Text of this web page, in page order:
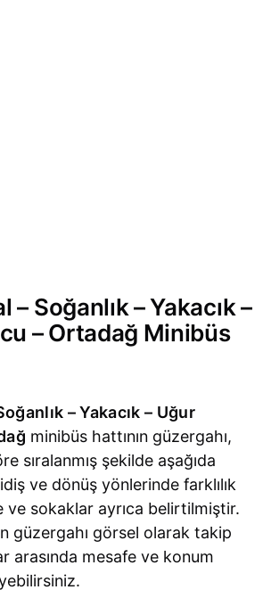
– Soğanlık – Yakacık –
– Ortadağ Minibüs
– Yakacık – Uğur
minibüs hattının güzergahı,
sıralanmış şekilde aşağıda
ve dönüş yönlerinde farklılık
ve sokaklar ayrıca belirtilmiştir.
güzergahı görsel olarak takip
arasında mesafe ve konum